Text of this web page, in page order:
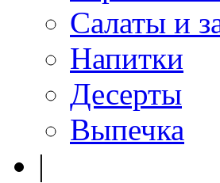
Салаты и
Напитки
Десерты
Выпечка
|